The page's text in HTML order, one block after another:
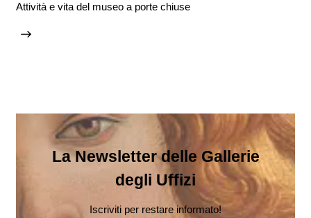
Attività e vita del museo a porte chiuse
La Newsletter delle Gallerie
degli Uffizi
Iscriviti per restare informato!